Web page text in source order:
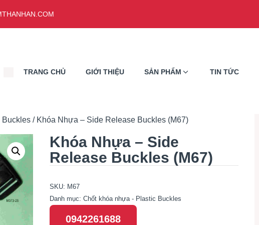
TRANG CHỦ GIỚI THIỆU SẢN PHẨM TIN TỨC
Buckles / Khóa Nhựa – Side Release Buckles (M67)
Khóa Nhựa – Side
Release Buckles (M67)
SKU: M67
Danh mục: Chốt khóa nhựa - Plastic Buckles
0942261688